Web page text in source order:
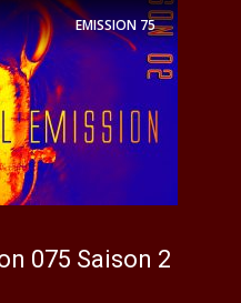
EMISSION75
075 Saison 2